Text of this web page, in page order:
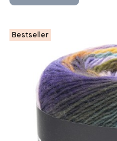
Bestseller